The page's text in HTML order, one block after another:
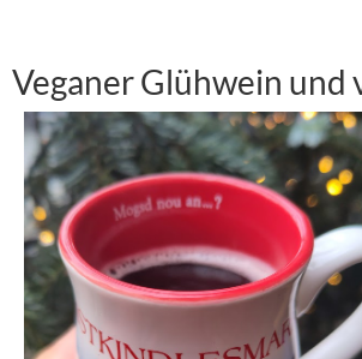
Veganer Glühwein und